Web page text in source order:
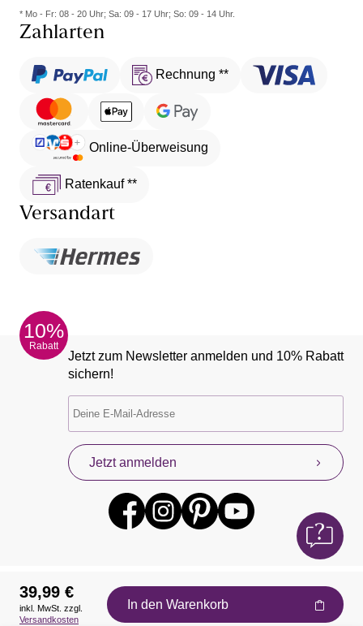
* Mo - Fr: 08 - 20 Uhr; Sa: 09 - 17 Uhr; So: 09 - 14 Uhr.
Zahlarten
Rechnung **
Online-Überweisung
Ratenkauf **
Versandart
10%
Rabatt
Jetzt zum Newsletter anmelden und 10% Rabatt
sichern!
Jetzt anmelden
Auszeichnungen
39,99 €
inkl. MwSt. zzgl.
Versandkosten
In den Warenkorb